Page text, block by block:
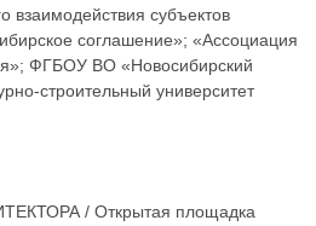
взаимодействия субъектов
соглашение»; «Ассоциация
ФГБОУ ВО «Новосибирский
строительный университет
/ Открытая площадка